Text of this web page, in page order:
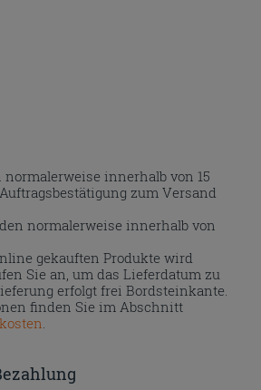
normalerweise innerhalb von 15
zum Versand
normalerweise innerhalb von
gekauften Produkte wird
Sie an, um das Lieferdatum zu
erfolgt frei Bordsteinkante.
finden Sie im Abschnitt